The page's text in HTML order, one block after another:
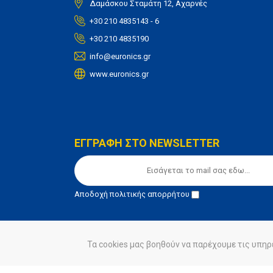
Δαμάσκου Σταμάτη 12, Αχαρνές
+30 210 4835143 - 6
+30 210 4835190
info@euronics.gr
www.euronics.gr
ΕΓΓΡΑΦΗ ΣΤΟ NEWSLETTER
Αποδοχήπολιτικής απορρήτου
© euronics 2020 Όροι Χρήσης Πολιτική
Τα cookies μας βοηθούν να παρέχουμε τις